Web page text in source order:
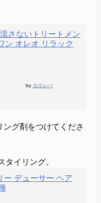
さないトリートメン
ン オレオ リラック
by カエレバ
グ剤をつけてくださ
タイリング。
ー デューサー ヘア